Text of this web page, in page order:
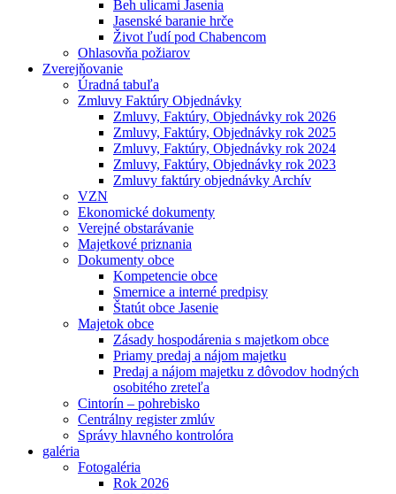
Beh ulicami Jasenia
Jasenské baranie hrče
Život ľudí pod Chabencom
Ohlasovňa požiarov
Zverejňovanie
Úradná tabuľa
Zmluvy Faktúry Objednávky
Zmluvy, Faktúry, Objednávky rok 2026
Zmluvy, Faktúry, Objednávky rok 2025
Zmluvy, Faktúry, Objednávky rok 2024
Zmluvy, Faktúry, Objednávky rok 2023
Zmluvy faktúry objednávky Archív
VZN
Ekonomické dokumenty
Verejné obstarávanie
Majetkové priznania
Dokumenty obce
Kompetencie obce
Smernice a interné predpisy
Štatút obce Jasenie
Majetok obce
Zásady hospodárenia s majetkom obce
Priamy predaj a nájom majetku
Predaj a nájom majetku z dôvodov hodných
osobitého zreteľa
Cintorín – pohrebisko
Centrálny register zmlúv
Správy hlavného kontrolóra
galéria
Fotogaléria
Rok 2026